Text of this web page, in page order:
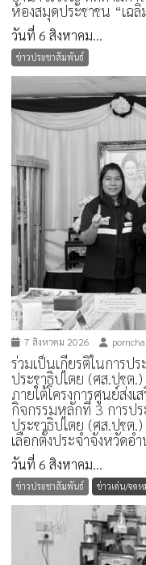
ห้องสมุดประชาชน “เฉ
วันที่ 6 สิงหาคม...
ข่าวประชาสัมพันธ์
7 สิงหาคม 2026 pornchai
ร่วมเป็นเกียรติในการป
ประชาธิปไตย (ศส.ปช
ภายใต้โครงการศูนย์ส่ง
กิจกรรมหลักที่ 3 การป
ประชาธิปไตย (ศส.ปชต
เลือกตั้งประจำจังหวัดอ
วันที่ 6 สิงหาคม...
ข่าวประชาสัมพันธ์ ข่าวเด่น/จด